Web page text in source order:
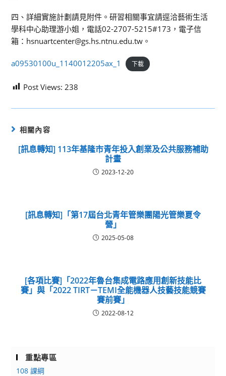
四、詳細實施計劃請見附件。研習相關事宜請逕洽藝術生活
學科中心助理游小姐，電話02-2707-5215#173，電子信
箱：hsnuartcenter@gs.hs.ntnu.edu.tw。
a09530100u_1140012205ax_1 下載
Post Views: 238
相關內容
[訊息轉知] 113年基隆市青年投入創業及公共服務補助
計畫
2023-12-20
[訊息轉知]「第17屆台北青年管樂團陽光管樂夏令
營」
2025-05-08
[各項比賽]「2022年魯台集成電路應用創新技能比
賽」與「2022 TIRT－TEMI全能機器人技藝技能競賽
賽前賽」
2022-08-12
重點專區
108 課綱